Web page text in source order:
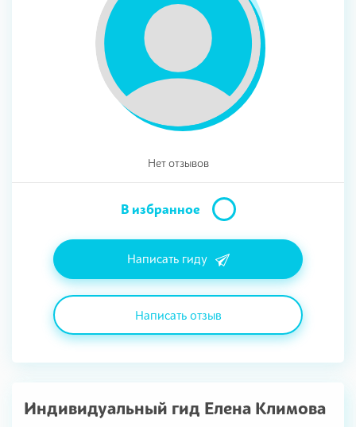
Нет отзывов
В избранное
Написать гиду
Написать отзыв
Индивидуальный гид Елена Климова